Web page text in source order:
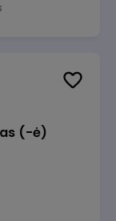
(-ė)